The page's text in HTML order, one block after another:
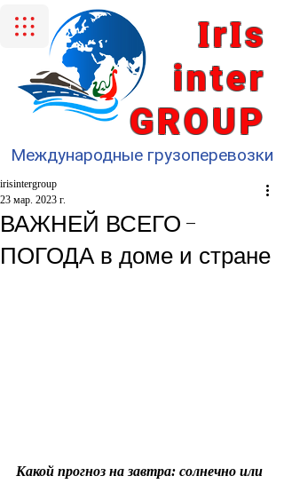
IrIs
inter
GROUP
Международные грузоперевозки
ВАЖНЕЙ ВСЕГО -
ПОГОДА в доме и стране
irisintergroup
23 мар. 2023 г.
Какой прогноз на завтра: солнечно или